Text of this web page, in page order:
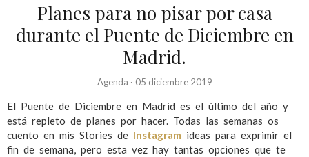
Planes para no pisar por casa
durante el Puente de Diciembre en
Madrid.
Agenda · 05 diciembre 2019
El Puente de Diciembre en Madrid es el último del año y
está repleto de planes por hacer. Todas las semanas os
cuento en mis Stories de Instagram ideas para exprimir el
fin de semana, pero esta vez hay tantas opciones que te